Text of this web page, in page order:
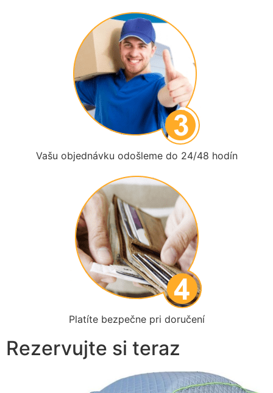
Vašu objednávku odošleme do 24/48 hodín
Platíte bezpečne pri doručení
Rezervujte si teraz